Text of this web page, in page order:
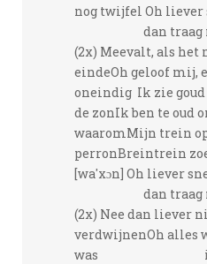
nog twijfel Oh liever
dan traag
(2x) Meevalt, als het
eindeOh geloof mij,
oneindig Ik zie goud
de zonIk ben te oud
waaromMijn trein
perronBreintrein
[wa'xɔn] Oh liever
dan traag
(2x) Nee dan liever
verdwijnenOh alles
was is nu